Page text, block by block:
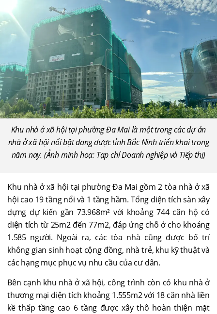
Khu nhà ở xã hội tại phường Đa Mai là một trong các dự án
nhà ở xã hội nổi bật đang được tỉnh Bắc Ninh triển khai trong
năm nay. (Ảnh minh hoạ: Tạp chí Doanh nghiệp và Tiếp thị)
Khu nhà ở xã hội tại phường Đa Mai gồm 2 tòa nhà ở xã
hội cao 19 tầng nổi và 1 tầng hầm. Tổng diện tích sàn xây
dựng dự kiến gần 73.968m² với khoảng 744 căn hộ có
diện tích từ 25m2 đến 77m2, đáp ứng chỗ ở cho khoảng
1.585 người. Ngoài ra, các tòa nhà cũng được bố trí
không gian sinh hoạt cộng đồng, nhà trẻ, khu kỹ thuật và
các hạng mục phục vụ nhu cầu của cư dân.
Bên cạnh khu nhà ở xã hội, công trình còn có khu nhà ở
thương mại diện tích khoảng 1.555m2 với 18 căn nhà liền
kề thấp tầng cao 6 tầng được xây thô hoàn thiện mặt